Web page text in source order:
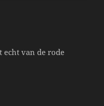
van de rode